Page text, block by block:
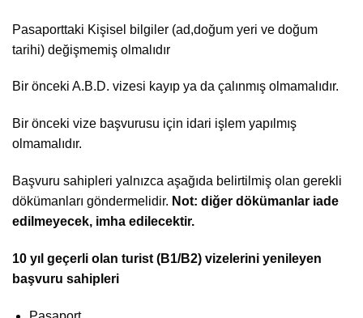
Pasaporttaki Kişisel bilgiler (ad,doğum yeri ve doğum
tarihi) değişmemiş olmalıdır
Bir önceki A.B.D. vizesi kayıp ya da çalınmış olmamalıdır.
Bir önceki vize başvurusu için idari işlem yapılmış
olmamalıdır.
Başvuru sahipleri yalnızca aşağıda belirtilmiş olan gerekli
dökümanları göndermelidir. Not: diğer dökümanlar iade
edilmeyecek, imha edilecektir.
10 yıl geçerli olan turist (B1/B2) vizelerini yenileyen
başvuru sahipleri